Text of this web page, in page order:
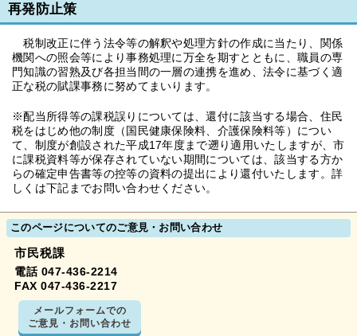
再発防止策
税制改正に伴う法令等の解釈や処理方針の作成に当たり、関係
機関への照会等により事務処理に万全を期すとともに、職員の専
門知識の習熟及び各担当間の一層の連携を進め、法令に基づく適
正な税の賦課事務に努めてまいります。
※配当所得等の課税誤りについては、還付に該当する場合、住民
税をはじめ他の制度（国民健康保険料、介護保険料等）につい
て、制度が創設された平成17年度まで遡り適用いたしますが、市
に課税資料等が保存されていない期間については、該当する方か
らの確定申告書等の控等の資料の提出により還付いたします。詳
しくは下記までお問い合わせください。
このページについてのご意見・お問い合わせ
市民税課
電話 047-436-2214
FAX 047-436-2217
メールフォームでの
ご意見・お問い合わせ